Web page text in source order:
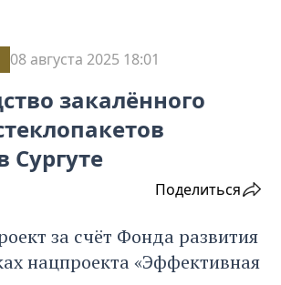
08 августа 2025 18:01
закалённого
Сургуте
Поделиться
за счёт Фонда развития
нацпроекта «Эффективная